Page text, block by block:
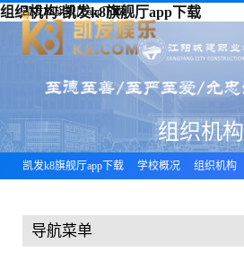
组织机构-凯发k8旗舰厅app下载
凯发k8旗舰厅app下载
组织机构
凯发k8旗舰厅app下载 学校概况 组织机构
导航菜单